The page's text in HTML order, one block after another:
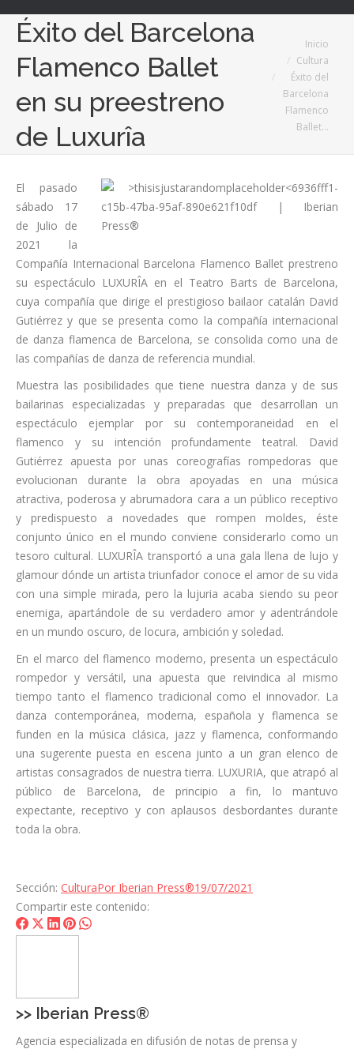
Éxito del Barcelona
Flamenco Ballet
en su preestreno
de Luxurîa
Estás aquí:Inicio
Cultura
Éxito del
Barcelona
Flamenco
Ballet…
El pasado
sábado 17
de Julio de
2021 la
Compañía Internacional Barcelona Flamenco Ballet prestreno
su espectáculo LUXURÎA en el Teatro Barts de Barcelona,
cuya compañía que dirige el prestigioso bailaor catalán David
Gutiérrez y que se presenta como la compañía internacional
de danza flamenca de Barcelona, se consolida como una de
las compañías de danza de referencia mundial.
Muestra las posibilidades que tiene nuestra danza y de sus
bailarinas especializadas y preparadas que desarrollan un
espectáculo ejemplar por su contemporaneidad en el
flamenco y su intención profundamente teatral. David
Gutiérrez apuesta por unas coreografías rompedoras que
evolucionan durante la obra apoyadas en una música
atractiva, poderosa y abrumadora cara a un público receptivo
y predispuesto a novedades que rompen moldes, éste
conjunto único en el mundo conviene considerarlo como un
tesoro cultural. LUXURÎA transportó a una gala llena de lujo y
glamour dónde un artista triunfador conoce el amor de su vida
con una simple mirada, pero la lujuria acaba siendo su peor
enemiga, apartándole de su verdadero amor y adentrándole
en un mundo oscuro, de locura, ambición y soledad.
En el marco del flamenco moderno, presenta un espectáculo
rompedor y versátil, una apuesta que reivindica al mismo
tiempo tanto el flamenco tradicional como el innovador. La
danza contemporánea, moderna, española y flamenca se
funden en la música clásica, jazz y flamenca, conformando
una sugerente puesta en escena junto a un gran elenco de
artistas consagrados de nuestra tierra. LUXURIA, que atrapó al
público de Barcelona, de principio a fin, lo mantuvo
expectante, receptivo y con aplausos desbordantes durante
toda la obra.
Sección: CulturaPor Iberian Press®19/07/2021
Compartir este contenido:
ShareShareShare
ShareShare
>> Iberian Press®
Agencia especializada en difusión de notas de prensa y